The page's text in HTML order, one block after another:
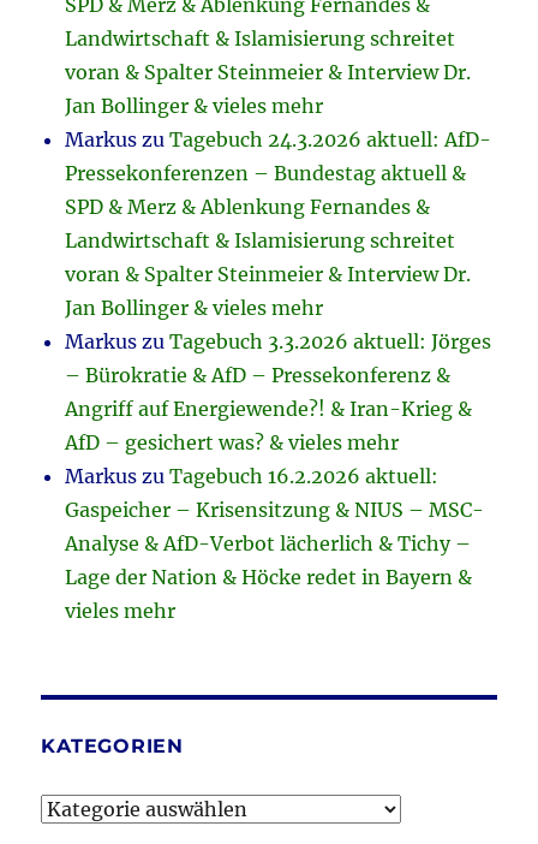
Landwirtschaft & Islamisierung schreitet
voran & Spalter Steinmeier & Interview Dr.
Jan Bollinger & vieles mehr
Markus zuTagebuch 24.3.2026 aktuell: AfD-
Pressekonferenzen – Bundestag aktuell &
SPD & Merz & Ablenkung Fernandes &
Landwirtschaft & Islamisierung schreitet
voran & Spalter Steinmeier & Interview Dr.
Jan Bollinger & vieles mehr
Markus zuTagebuch 3.3.2026 aktuell: Jörges
– Bürokratie & AfD – Pressekonferenz &
Angriff auf Energiewende?! & Iran-Krieg &
AfD – gesichert was? & vieles mehr
Markus zuTagebuch 16.2.2026 aktuell:
Gaspeicher – Krisensitzung & NIUS – MSC-
Analyse & AfD-Verbot lächerlich & Tichy –
Lage der Nation & Höcke redet in Bayern &
vieles mehr
KATEGORIEN
Kategorien